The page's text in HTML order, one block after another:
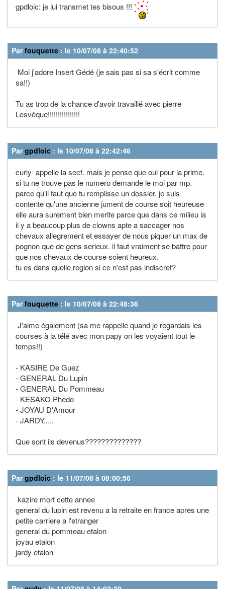
gpdloic: je lui transmet tes bisous !!!
Parfouquette : le 10/07/08 à 22:40:52
Moi j'adore Insert Gédé (je sais pas si sa s'écrit comme
sa!!)
Tu as trop de la chance d'avoir travaillé avec pierre
Lesvèque!!!!!!!!!!!!!!!!
Pargpdloic : le 10/07/08 à 22:42:46
curly appelle la secf. mais je pense que oui pour la prime.
si tu ne trouve pas le numero demande le moi par mp.
parce qu'il faut que tu remplisse un dossier. je suis
contente qu'une ancienne jument de course soit heureuse
elle aura surement bien merite parce que dans ce milieu la
il y a beaucoup plus de clowns apte a saccager nos
chevaux allegrement et essayer de nous piquer un max de
pognon que de gens serieux. il faut vraiment se battre pour
que nos chevaux de course soient heureux.
tu es dans quelle region si ce n'est pas indiscret?
Parfouquette : le 10/07/08 à 22:48:36
J'aime également (sa me rappelle quand je regardais les
courses à la télé avec mon papy on les voyaient tout le
temps!!)
- KASIRE De Guez
- GENERAL Du Lupin
- GENERAL Du Pommeau
- KESAKO Phedo
- JOYAU D'Amour
- JARDY.....
Que sont ils devenus??????????????
Pargpdloic : le 11/07/08 à 08:00:56
kazire mort cette annee
general du lupin est revenu a la retraite en france apres une
petite carriere a l'etranger
general du pommeau etalon
joyau etalon
jardy etalon